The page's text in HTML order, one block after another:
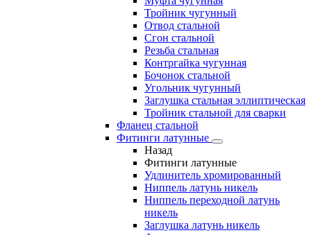
Тройник чугунный
Отвод стальной
Сгон стальной
Резьба стальная
Контргайка чугунная
Бочонок стальной
Угольник чугунный
Заглушка стальная эллиптическая
Тройник стальной для сварки
Фланец стальной
Фитинги латунные
Назад
Фитинги латунные
Удлинитель хромированный
Ниппель латунь никель
Ниппель переходной латунь
никель
Заглушка латунь никель